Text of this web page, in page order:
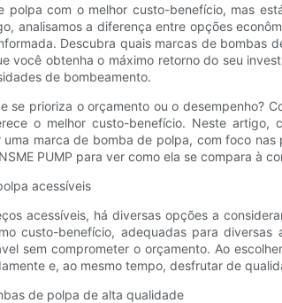
com o melhor custo-benefício, mas
analisamos a diferença entre opções
Descubra quais marcas de bombas
você obtenha o máximo retorno do seu
de bombeamento.
prioriza o orçamento ou o desempenho?
o melhor custo-benefício. Neste artigo,
marca de bomba de polpa, com foco nas
PUMP para ver como ela se compara à
acessíveis
acessíveis, há diversas opções a
custo-benefício, adequadas para diversas
sem comprometer o orçamento. Ao
e, ao mesmo tempo, desfrutar de
de polpa de alta qualidade